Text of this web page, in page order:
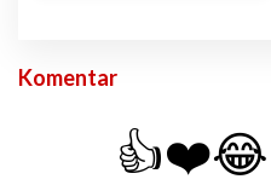
Komentar
👍❤️😂